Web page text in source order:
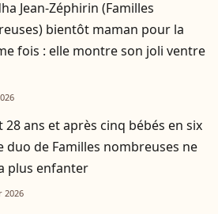
Jean-Zéphirin (Familles
bientôt maman pour la
fois : elle montre son joli ventre
28 ans et après cinq bébés en six
duo de Familles nombreuses ne
plus enfanter
2026